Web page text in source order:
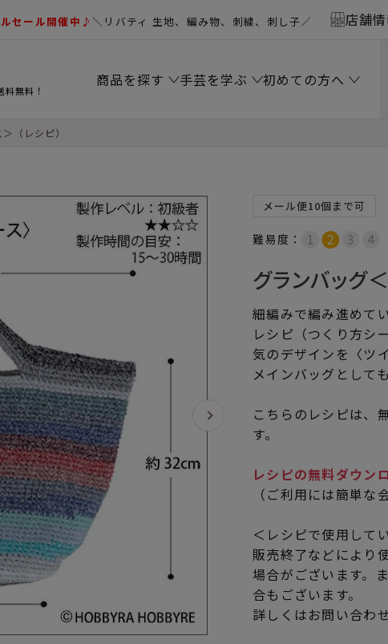
セール開催中♪＼リバティ 生地、編み物、刺繍、刺し子／ 店舗
無料！
商品を探す 手芸を学ぶ 初めての方へ
（レシピ）
メール便10個まで可
難易度：
グランバッグ
細編みで編み進めて
レシピ（つくり方シ
気のデザインを〈ツ
メインバッグとして
こちらのレシピは、
す。
レシピの無料ダウン
（ご利用には簡単な
＜レシピで使用して
販売終了などにより
場合がございます。
合もございます。
詳しくはお問い合わ